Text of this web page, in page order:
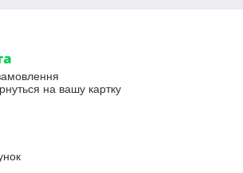
на вашу картку